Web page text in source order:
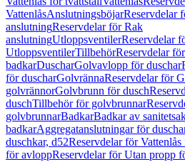
VattenlåsAnslutningsböjarReservdelar
anslutningReservdelar för Rak
anslutningUtloppsventilerReservdelar
UtloppsventilerTillbehörReservdelar
badkarDuscharGolvavlopp för duschar
för duscharGolvrännaReservdelar för
golvrännorGolvbrunn för dusch
duschTillbehör för golvbrunnar
golvbrunnarBadkarBadkar av
badkarAggregatanslutningar för
duschkar, d52Reservdelar för
för avloppReservdelar för Utan propp